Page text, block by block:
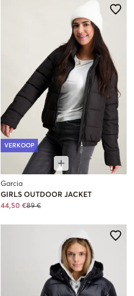
VERKOOP
Garcia
GIRLS OUTDOOR JACKET
44,50 €89 €